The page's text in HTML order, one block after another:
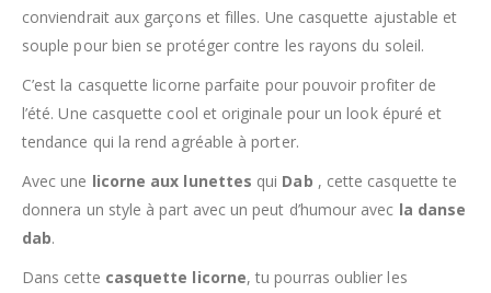
conviendrait aux garçons et filles. Une casquette ajustable et
souple pour bien se protéger contre les rayons du soleil.
C’est la casquette licorne parfaite pour pouvoir profiter de
l’été. Une casquette cool et originale pour un look épuré et
tendance qui la rend agréable à porter.
Avec une licorne aux lunettes qui Dab , cette casquette te
donnera un style à part avec un peut d’humour avec la danse
dab.
Dans cette casquette licorne, tu pourras oublier les